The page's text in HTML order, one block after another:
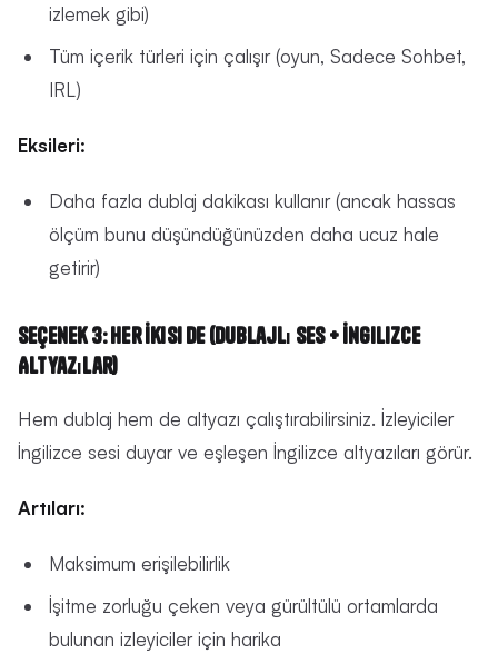
izlemek gibi)
Tüm içerik türleri için çalışır (oyun, Sadece Sohbet,
IRL)
Eksileri:
Daha fazla dublaj dakikası kullanır (ancak hassas
ölçüm bunu düşündüğünüzden daha ucuz hale
getirir)
Seçenek 3: Her İkisi de (Dublajlı Ses + İngilizce
Altyazılar)
Hem dublaj hem de altyazı çalıştırabilirsiniz. İzleyiciler
İngilizce sesi duyar ve eşleşen İngilizce altyazıları görür.
Artıları:
Maksimum erişilebilirlik
İşitme zorluğu çeken veya gürültülü ortamlarda
bulunan izleyiciler için harika